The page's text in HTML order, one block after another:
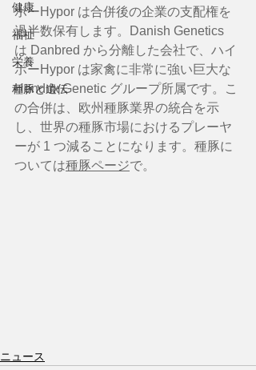
健康
福祉
栄養
種豚と遺伝
ポーHypor は合併後の企業の支配権を
過半数保有します。Danish Genetics
は Danbred から分離した会社で、ハイ
ポーHypor は家禽に非常に強い巨大な
Hendrix Genetic グループ所属です。こ
の合併は、欧州種豚業界の統合を示
し、世界の種豚市場におけるプレーヤ
ーが 1 つ減ることになります。種豚に
ついては種豚ページで。
ニュース